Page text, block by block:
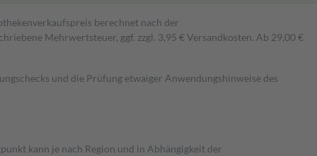
berechnet nach der
Mehrwertsteuer, ggf. zzgl. 3,95 € Versandkosten. Ab 29,00 €
und die Prüfung etwaiger Anwendungshinweise des
kann je nach Region und in Abhängigkeit der